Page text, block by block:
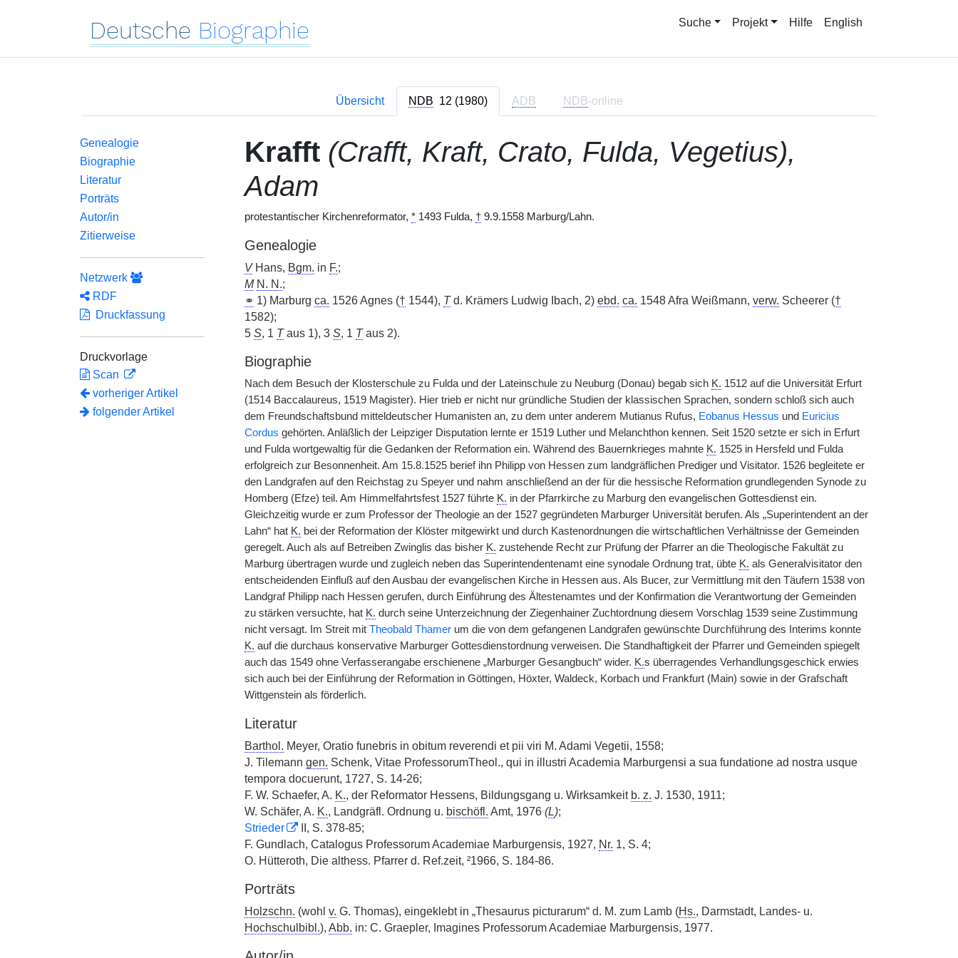
Deutsche Biographie Suche Projekt Hilfe English
Übersicht NDB 12 (1980) ADB NDB-online
Genealogie
Biographie
Literatur
Porträts
Autor/in
Zitierweise
Netzwerk
RDF
Druckfassung
Druckvorlage
Scan
vorheriger Artikel
folgender Artikel
Krafft (Crafft, Kraft, Crato, Fulda, Vegetius),
Adam
protestantischer Kirchenreformator, *1493 Fulda, †9.9.1558 Marburg/Lahn.
Genealogie
VHans, Bgm. in F.;
M N. N.;
⚭ 1) Marburg ca. 1526 Agnes († 1544), Td. Krämers Ludwig Ibach, 2) ebd. ca. 1548 Afra Weißmann, verw. Scheerer (†
1582);
5 S, 1 Taus 1), 3 S, 1 Taus 2).
Biographie
Nach dem Besuch der Klosterschule zu Fulda und der Lateinschule zu Neuburg (Donau) begab sich K. 1512 auf die Universität Erfurt
(1514 Baccalaureus, 1519 Magister). Hier trieb er nicht nur gründliche Studien der klassischen Sprachen, sondern schloß sich auch
dem Freundschaftsbund mitteldeutscher Humanisten an, zu dem unter anderem Mutianus Rufus, Eobanus Hessus und Euricius
Cordus gehörten. Anläßlich der Leipziger Disputation lernte er 1519 Luther und Melanchthon kennen. Seit 1520 setzte er sich in Erfurt
und Fulda wortgewaltig für die Gedanken der Reformation ein. Während des Bauernkrieges mahnte K. 1525 in Hersfeld und Fulda
erfolgreich zur Besonnenheit. Am 15.8.1525 berief ihn Philipp von Hessen zum landgräflichen Prediger und Visitator. 1526 begleitete er
den Landgrafen auf den Reichstag zu Speyer und nahm anschließend an der für die hessische Reformation grundlegenden Synode zu
Homberg (Efze) teil. Am Himmelfahrtsfest 1527 führte K. in der Pfarrkirche zu Marburg den evangelischen Gottesdienst ein.
Gleichzeitig wurde er zum Professor der Theologie an der 1527 gegründeten Marburger Universität berufen. Als „Superintendent an der
Lahn“ hat K. bei der Reformation der Klöster mitgewirkt und durch Kastenordnungen die wirtschaftlichen Verhältnisse der Gemeinden
geregelt. Auch als auf Betreiben Zwinglis das bisher K. zustehende Recht zur Prüfung der Pfarrer an die Theologische Fakultät zu
Marburg übertragen wurde und zugleich neben das Superintendentenamt eine synodale Ordnung trat, übte K. als Generalvisitator den
entscheidenden Einfluß auf den Ausbau der evangelischen Kirche in Hessen aus. Als Bucer, zur Vermittlung mit den Täufern 1538 von
Landgraf Philipp nach Hessen gerufen, durch Einführung des Ältestenamtes und der Konfirmation die Verantwortung der Gemeinden
zu stärken versuchte, hat K. durch seine Unterzeichnung der Ziegenhainer Zuchtordnung diesem Vorschlag 1539 seine Zustimmung
nicht versagt. Im Streit mit Theobald Thamerum die von dem gefangenen Landgrafen gewünschte Durchführung des Interims konnte
K. auf die durchaus konservative Marburger Gottesdienstordnung verweisen. Die Standhaftigkeit der Pfarrer und Gemeinden spiegelt
auch das 1549 ohne Verfasserangabe erschienene „Marburger Gesangbuch“ wider. K.s überragendes Verhandlungsgeschick erwies
sich auch bei der Einführung der Reformation in Göttingen, Höxter, Waldeck, Korbach und Frankfurt (Main) sowie in der Grafschaft
Wittgenstein als förderlich.
Literatur
Barthol. Meyer, Oratio funebris in obitum reverendi et pii viri M. Adami Vegetii, 1558;
J. Tilemann gen. Schenk, Vitae ProfessorumTheol., qui in illustri Academia Marburgensi a sua fundatione ad nostra usque
tempora docuerunt, 1727, S. 14-26;
F. W. Schaefer, A. K., der Reformator Hessens, Bildungsgang u. Wirksamkeit b. z. J. 1530, 1911;
W. Schäfer, A. K., Landgräfl. Ordnung u. bischöfl. Amt, 1976 (L);
Strieder
II, S. 378-85;
F. Gundlach, Catalogus Professorum Academiae Marburgensis, 1927, Nr. 1, S. 4;
O. Hütteroth, Die althess. Pfarrer d. Ref.zeit, ²1966, S. 184-86.
Porträts
Holzschn. (wohl v. G. Thomas), eingeklebt in „Thesaurus picturarum“ d. M. zum Lamb (Hs., Darmstadt, Landes- u.
Hochschulbibl.), Abb. in: C. Graepler, Imagines Professorum Academiae Marburgensis, 1977.